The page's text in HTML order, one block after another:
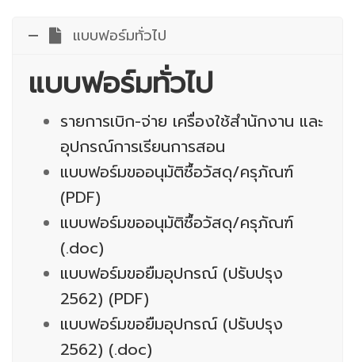
แบบฟอร์มทั่วไป
แบบฟอร์มทั่วไป
รายการเบิก-จ่าย เครื่องใช้สำนักงาน และ
อุปกรณ์การเรียนการสอน
แบบฟอร์มขออนุมัติซื้อวัสดุ/ครุภัณฑ์
(PDF)
แบบฟอร์มขออนุมัติซื้อวัสดุ/ครุภัณฑ์
(.doc)
แบบฟอร์มขอยืมอุปกรณ์ (ปรับปรุง
2562) (PDF)
แบบฟอร์มขอยืมอุปกรณ์ (ปรับปรุง
2562) (.doc)